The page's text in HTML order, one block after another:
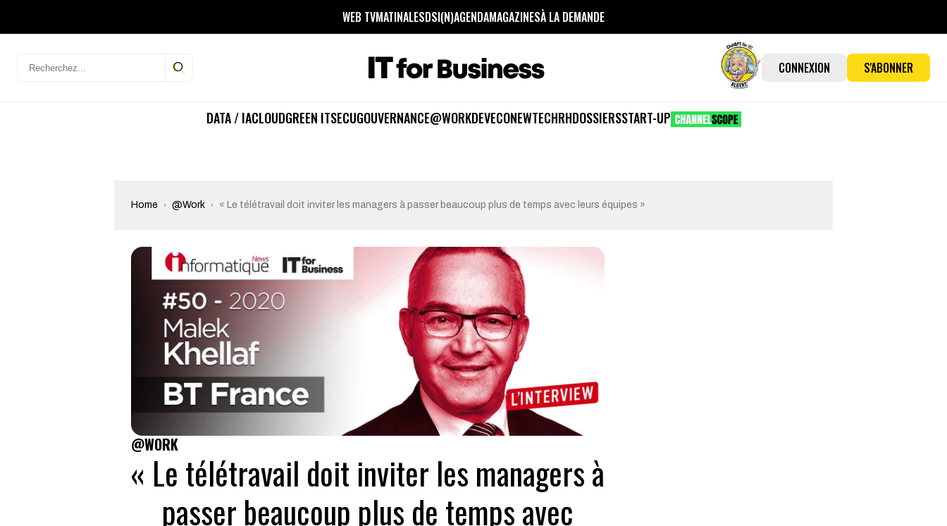
WEB TVMATINALESDSI(N)AGENDAMAGAZINESÀ LA DEMANDE
CONNEXION S'ABONNER
DATA / IACLOUDGREEN ITSECUGOUVERNANCE@WORKDEVECONEWTECHRHDOSSIERSSTART-UP
Home @Work « Le télétravail doit inviter les managers à passer beaucoup plus de temps avec leurs équipes »
@WORK
« Le télétravail doit inviter les managers à
passer beaucoup plus de temps avec